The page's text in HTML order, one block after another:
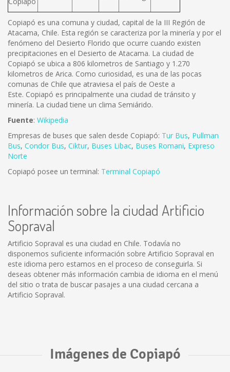
Copiapó es una comuna y ciudad, capital de la III Región de
Atacama, Chile. Esta región se caracteriza por la minería y por el
fenómeno del Desierto Florido que ocurre cuando existen
precipitaciones en el Desierto de Atacama. La ciudad de
Copiapó se ubica a 806 kilometros de Santiago y 1.270
kilometros de Arica. Como curiosidad, es una de las pocas
comunas de Chile que atraviesa el país de Oeste a
Este. Copiapó es principalmente una ciudad de tránsito y
minería. La ciudad tiene un clima Semiárido.
Fuente: Wikipedia
Empresas de buses que salen desde Copiapó: Tur Bus, Pullman
Bus, Condor Bus, Ciktur, Buses Libac, Buses Romani, Expreso
Norte
Copiapó posee un terminal: Terminal Copiapó
Información sobre la ciudad Artificio
Sopraval
Artificio Sopraval es una ciudad en Chile. Todavía no
disponemos suficiente información sobre Artificio Sopraval en
este idioma pero estamos en el proceso de conseguirla. Si
deseas obtener más información cambia de idioma en el menú
del sitio o trata de buscar pasajes a una ciudad cercana a
Artificio Sopraval.
Imágenes de Copiapó